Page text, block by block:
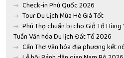
Check-in Phú Quốc 2026
Tour Du Lịch Mùa Hè Giá Tốt
Phú Thọ chuẩn bị cho Giỗ Tổ
Tuần Văn hóa Du lịch Đất Tổ 2026
Cần Thơ Văn hóa địa phương kết